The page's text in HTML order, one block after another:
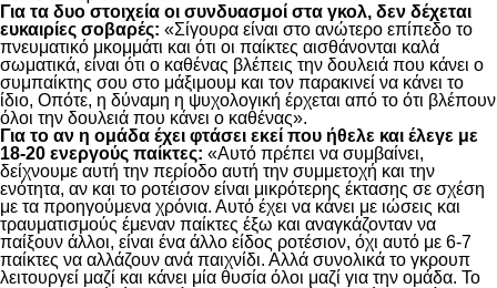
Για τα δυο στοιχεία οι συνδυασμοί στα γκολ, δεν δέχεται
ευκαιρίες σοβαρές: «Σίγουρα είναι στο ανώτερο επίπεδο το
πνευματικό μκομμάτι και ότι οι παίκτες αισθάνονται καλά
σωματικά, είναι ότι ο καθένας βλέπεις την δουλειά που κάνει ο
συμπαίκτης σου στο μάξιμουμ και τον παρακινεί να κάνει το
ίδιο, Οπότε, η δύναμη η ψυχολογική έρχεται από το ότι βλέπουν
όλοι την δουλειά που κάνει ο καθένας».
Για το αν η ομάδα έχει φτάσει εκεί που ήθελε και έλεγε με
18-20 ενεργούς παίκτες: «Αυτό πρέπει να συμβαίνει,
δείχνουμε αυτή την περίοδο αυτή την συμμετοχή και την
ενότητα, αν και το ροτέισον είναι μικρότερης έκτασης σε σχέση
με τα προηγούμενα χρόνια. Αυτό έχει να κάνει με ιώσεις και
τραυματισμούς έμεναν παίκτες έξω και αναγκάζονταν να
παίξουν άλλοι, είναι ένα άλλο είδος ροτέσιον, όχι αυτό με 6-7
παίκτες να αλλάζουν ανά παιχνίδι. Αλλά συνολικά το γκρουπ
λειτουργεί μαζί και κάνει μία θυσία όλοι μαζί για την ομάδα. Το